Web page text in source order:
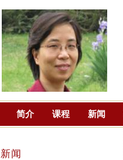
简介 课程 新闻
新闻